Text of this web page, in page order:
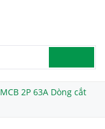
MCB 2P 63A Dòng cắt